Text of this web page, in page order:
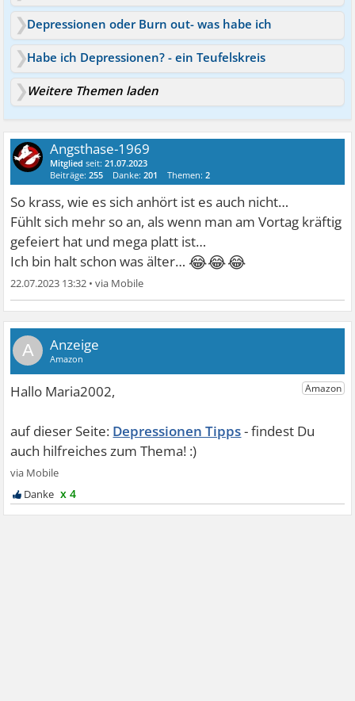
Depressionen oder Burn out- was habe ich
Habe ich Depressionen? - ein Teufelskreis
Weitere Themen laden
Angsthase-1969
Mitglied seit:21.07.2023
Beiträge:255 Danke:201 Themen:2
So krass, wie es sich anhört ist es auch nicht…
Fühlt sich mehr so an, als wenn man am Vortag kräftig
gefeiert hat und mega platt ist…
Ich bin halt schon was älter… 😂😂😂
22.07.2023 13:32 •
A
Depressionen Tipps
x 4